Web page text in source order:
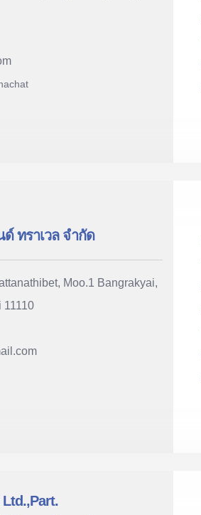
ทราเวล จำกัด
Moo.1 Bangrakyai,
11110
Ltd.,Part.